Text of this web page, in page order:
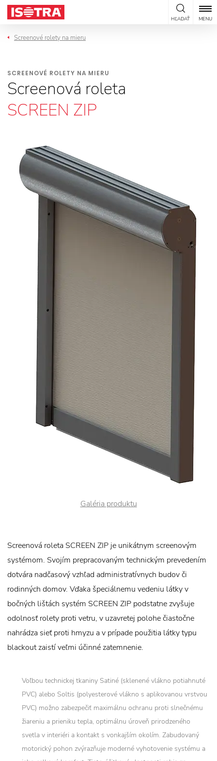
Preskočiť na obsah
HĽADAŤ MENU
Screenové rolety na mieru
SCREENOVÉ ROLETY NA MIERU
Screenová roleta
SCREEN ZIP
Galéria produktu
Screenová roleta SCREEN ZIP je unikátnym screenovým
systémom. Svojím prepracovaným technickým prevedením
dotvára nadčasový vzhľad administratívnych budov či
rodinných domov. Vďaka špeciálnemu vedeniu látky v
bočných lištách systém SCREEN ZIP podstatne zvyšuje
odolnosť rolety proti vetru, v uzavretej polohe čiastočne
nahrádza sieť proti hmyzu a v prípade použitia látky typu
blackout zaistí veľmi účinné zatemnenie.
Voľbou technickej tkaniny Satiné (sklenené vlákno potiahnuté
PVC) alebo Soltis (polyesterové vlákno s aplikovanou vrstvou
PVC) možno zabezpečiť maximálnu ochranu proti slnečnému
žiareniu a prieniku tepla, optimálnu úroveň prirodzeného
svetla v interiéri a kontakt s vonkajším okolím. Zabudovaný
motorický pohon zvýrazňuje moderné vyhotovenie systému a